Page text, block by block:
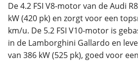
De 4.2 FSI V8-motor van de Audi
kW (420 pk) en zorgt voor een
km/u. De 5.2 FSI V10-motor is
in de Lamborghini Gallardo en
van 386 kW (525 pk), goed voor